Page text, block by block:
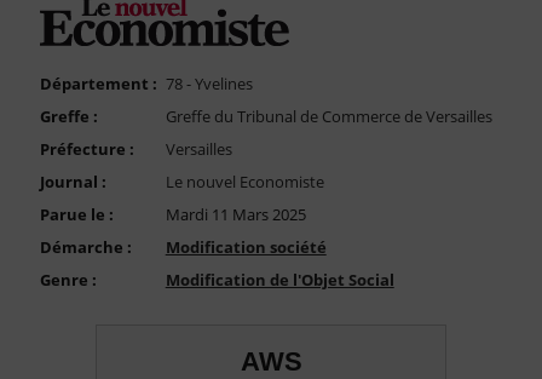
FAQ
Nous Contacter
Compte PRO
Département : 78 - Yvelines
Greffe :
Greffe du Tribunal de Commerce de Versailles
Préfecture :
Versailles
Journal :
Le nouvel Economiste
Parue le :
Mardi 11 Mars 2025
Démarche :
Modification société
Genre :
Modification de l'Objet Social
AWS